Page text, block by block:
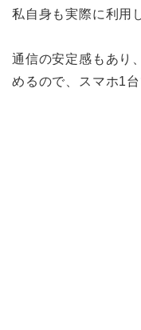
私自身も実際に利用
通信の安定感もあり
めるので、スマホ1